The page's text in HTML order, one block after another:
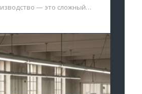
— это сложный…